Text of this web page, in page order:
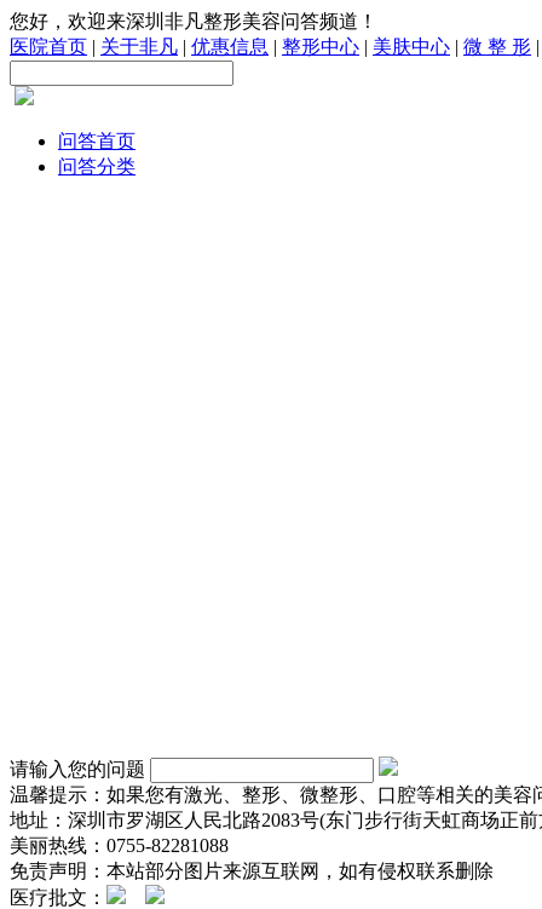
您好，欢迎来深圳非凡整形美容问答频道！
医院首页 | 关于非凡 | 优惠信息 | 整形中心 | 美肤中心 | 微 整 形
问答首页
问答分类
请输入您的问题
温馨提示：如果您有激光、整形、微整形、口腔等相关的美
地址：深圳市罗湖区人民北路2083号(东门步行街天虹商场正前
美丽热线：0755-82281088
免责声明：本站部分图片来源互联网，如有侵权联系删除
医疗批文：